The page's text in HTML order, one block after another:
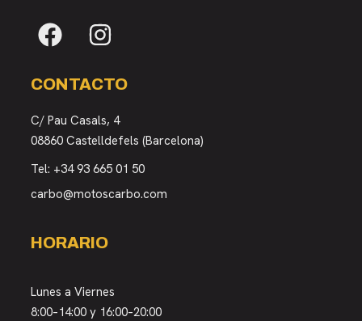
CONTACTO
C/ Pau Casals, 4
08860 Castelldefels (Barcelona)
Tel: +34 93 665 01 50
carbo@motoscarbo.com
HORARIO
Lunes a Viernes
8:00–14:00 y 16:00–20:00